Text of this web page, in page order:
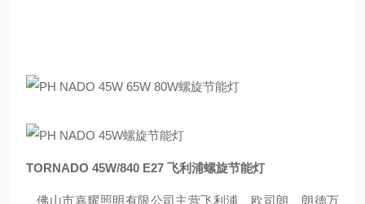
TORNADO 45W/840 E27 飞利浦螺旋节能灯
佛山市嘉耀照明有限公司主营飞利浦、欧司朗、朗德万